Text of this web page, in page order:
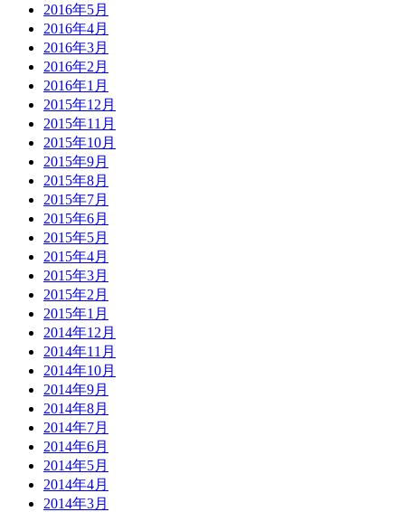
2016年5月
2016年4月
2016年3月
2016年2月
2016年1月
2015年12月
2015年11月
2015年10月
2015年9月
2015年8月
2015年7月
2015年6月
2015年5月
2015年4月
2015年3月
2015年2月
2015年1月
2014年12月
2014年11月
2014年10月
2014年9月
2014年8月
2014年7月
2014年6月
2014年5月
2014年4月
2014年3月